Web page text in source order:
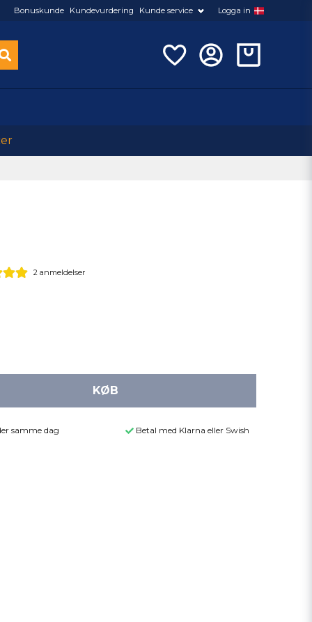
Bonuskunde Kundevurdering Kunde service Logga in
2 anmeldelser
KØB
samme dag Betal med Klarna eller Swish